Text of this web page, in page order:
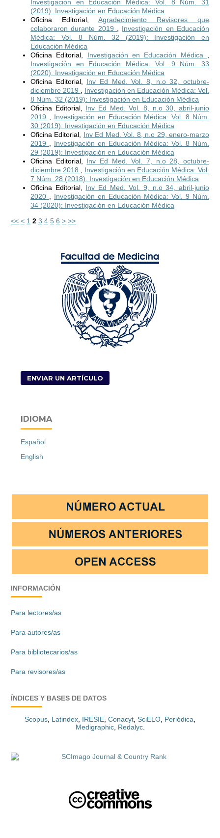
Investigación en Educación Médica: Vol. 8 Núm. 31
(2019): Investigación en Educación Médica
Oficina Editorial, Agradecimiento Revisores que
colaboraron durante 2019 , Investigación en Educación
Médica: Vol. 8 Núm. 32 (2019): Investigación en
Educación Médica
Oficina Editorial, Investigación en Educación Médica ,
Investigación en Educación Médica: Vol. 9 Núm. 33
(2020): Investigación en Educación Médica
Oficina Editorial, Inv Ed Med. Vol. 8, n.o 32, octubre-
diciembre 2019 , Investigación en Educación Médica: Vol.
8 Núm. 32 (2019): Investigación en Educación Médica
Oficina Editorial, Inv Ed Med. Vol. 8, n.o 30, abril-junio
2019 , Investigación en Educación Médica: Vol. 8 Núm.
30 (2019): Investigación en Educación Médica
Oficina Editorial, Inv Ed Med. Vol. 8, n.o 29, enero-marzo
2019 , Investigación en Educación Médica: Vol. 8 Núm.
29 (2019): Investigación en Educación Médica
Oficina Editorial, Inv Ed Med. Vol. 7, n.o 28, octubre-
diciembre 2018 , Investigación en Educación Médica: Vol.
7 Núm. 28 (2018): Investigación en Educación Médica
Oficina Editorial, Inv Ed Med. Vol. 9, n.o 34, abril-junio
2020 , Investigación en Educación Médica: Vol. 9 Núm.
34 (2020): Investigación en Educación Médica
<< < 1 2 3 4 5 6 > >>
ENVIAR UN ARTÍCULO
IDIOMA
Español
English
INFORMACIÓN
Para lectores/as
Para autores/as
Para bibliotecarios/as
Para revisores/as
ÍNDICES Y BASES DE DATOS
Scopus, Latindex, IRESIE, Conacyt, SciELO, Periódica,
Medigraphic, Redalyc.